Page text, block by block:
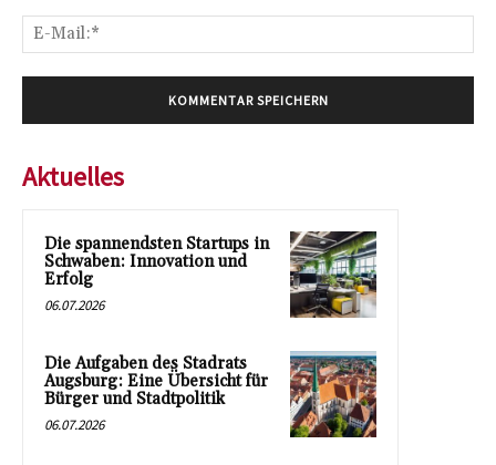
Aktuelles
Die spannendsten Startups in
Schwaben: Innovation und
Erfolg
06.07.2026
Die Aufgaben des Stadrats
Augsburg: Eine Übersicht für
Bürger und Stadtpolitik
06.07.2026